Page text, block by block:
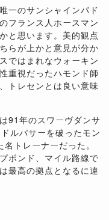
一のサンシャインパド
フランス人ホースマン
と思います。美的観点
らが上かと意見が分か
ではまれなウォーキン
重視だったハモンド師
トレセンとは良い意味
91年のスワーヴダンサ
ルパサーを破ったモン
トレーナーだった。
ボンド、マイル路線で
最高の拠点となるに違